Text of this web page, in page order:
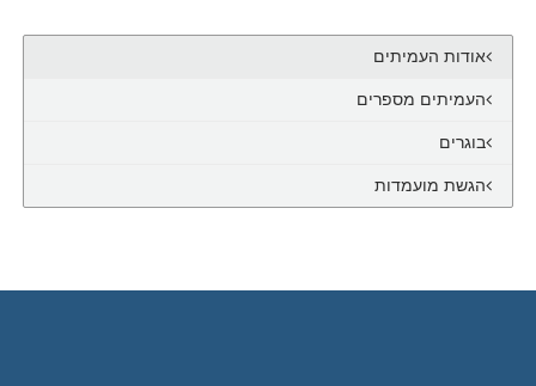
אודות העמיתים
העמיתים מספרים
בוגרים
הגשת מועמדות